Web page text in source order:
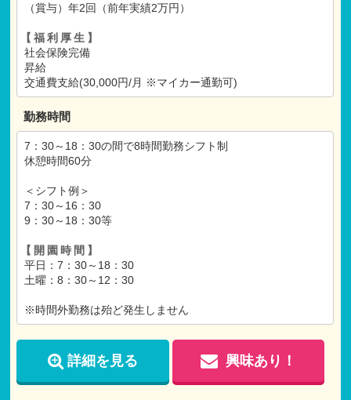
（賞与）年2回（前年実績2万円）
【福利厚生】
社会保険完備
昇給
交通費支給(30,000円/月 ※マイカー通勤可)
勤務時間
7：30～18：30の間で8時間勤務シフト制
休憩時間60分
＜シフト例＞
7：30～16：30
9：30～18：30等
【開園時間】
平日：7：30～18：30
土曜：8：30～12：30
※時間外勤務は殆ど発生しません
詳細を見る 興味あり！